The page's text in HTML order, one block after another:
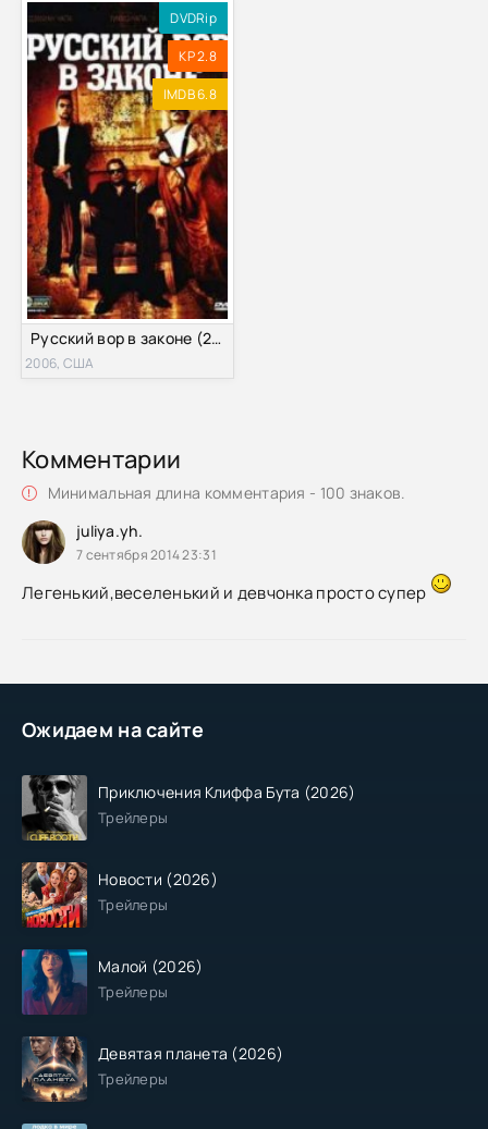
Ожидаем на сайте
Приключения Клиффа Бута (2026)
Трейлеры
Новости (2026)
Трейлеры
Малой (2026)
Трейлеры
Девятая планета (2026)
Трейлеры
DVDRip
KP 2.8
IMDB 6.8
Русский вор в законе (2010)
2006, США
Комментарии
Минимальная длина комментария - 100 знаков.
juliya.yh.
7 сентября 2014 23:31
Легенький,веселенький и девчонка просто супер